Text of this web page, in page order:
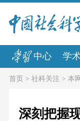
中心 学
首页> 社科关注 > 本
深刻把握